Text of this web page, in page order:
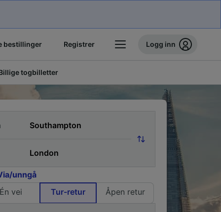
bestillinger Registrer Logg inn
togbilletter
unngå
Én vei
Tur-retur Åpen retur